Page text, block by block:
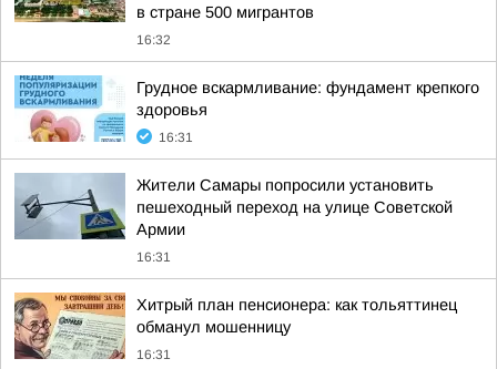
в стране 500 мигрантов
16:32
Грудное вскармливание: фундамент крепкого
здоровья
16:31
Жители Самары попросили установить
пешеходный переход на улице Советской
Армии
16:31
Хитрый план пенсионера: как тольяттинец
обманул мошенницу
16:31